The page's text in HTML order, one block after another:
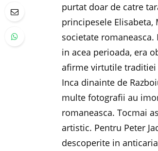
purtat doar de catre
principesele
societate
in acea perioada, era
afirme virtutile traditiei
Inca dinainte de
multe fotografii au
romaneasca. Tocmai
artistic. Pentru Peter
descoperite in